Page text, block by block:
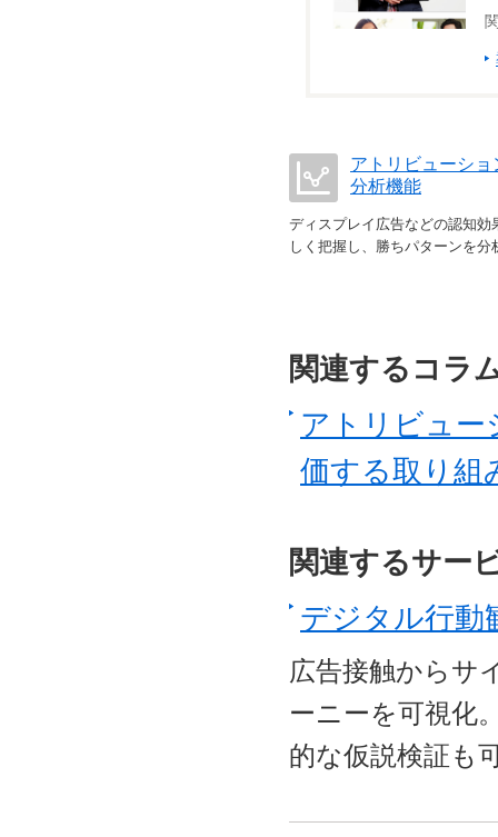
アトリビューショ
分析機能
ディスプレイ広告などの認知効
しく把握し、勝ちパターンを分
関連するコラ
アトリビュー
価する取り組
関連するサー
デジタル行動
広告接触からサ
ーニーを可視化
的な仮説検証も